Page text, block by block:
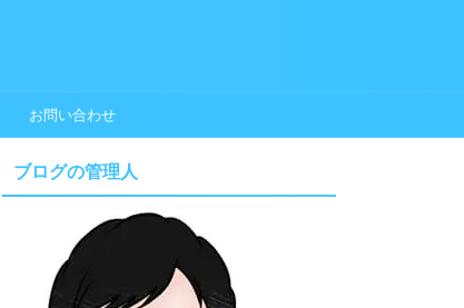
お問い合わせ
ブログの管理人